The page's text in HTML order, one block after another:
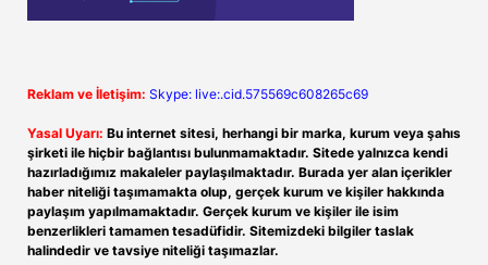
Reklam ve İletişim: Skype: live:.cid.575569c608265c69
Yasal Uyarı: Bu internet sitesi, herhangi bir marka, kurum veya şahıs
şirketi ile hiçbir bağlantısı bulunmamaktadır. Sitede yalnızca kendi
hazırladığımız makaleler paylaşılmaktadır. Burada yer alan içerikler
haber niteliği taşımamakta olup, gerçek kurum ve kişiler hakkında
paylaşım yapılmamaktadır. Gerçek kurum ve kişiler ile isim
benzerlikleri tamamen tesadüfidir. Sitemizdeki bilgiler taslak
halindedir ve tavsiye niteliği taşımazlar.